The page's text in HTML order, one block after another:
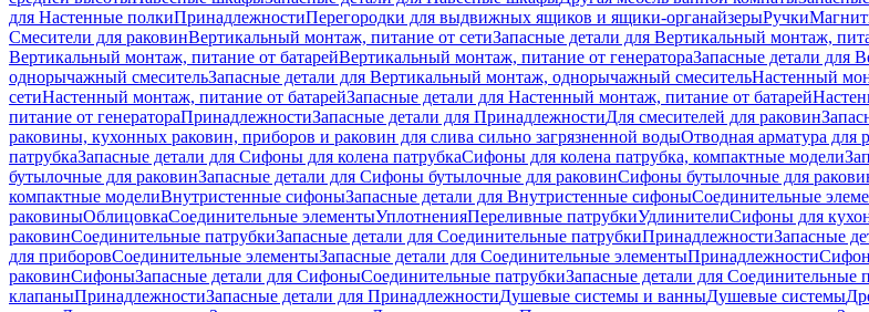
для Настенные полкиПринадлежностиПерегородки для выдвижных ящиков и ящики-органайзерыРучки
Смесители для раковинВертикальный монтаж, питание от сетиЗапасные детали для Вертикальный монтаж,
Вертикальный монтаж, питание от батарейВертикальный монтаж, питание от генератораЗапасные детали для
однорычажный смесительЗапасные детали для Вертикальный монтаж, однорычажный смесительНастенный
сетиНастенный монтаж, питание от батарейЗапасные детали для Настенный монтаж, питание от батарей
питание от генератораПринадлежностиЗапасные детали для ПринадлежностиДля смесителей для раковин
раковины, кухонных раковин, приборов и раковин для слива сильно загрязненной водыОтводная арматура для
патрубкаЗапасные детали для Сифоны для колена патрубкаСифоны для колена патрубка, компактные модели
бутылочные для раковинЗапасные детали для Сифоны бутылочные для раковинСифоны бутылочные для
компактные моделиВнутристенные сифоныЗапасные детали для Внутристенные сифоныСоединительные
раковиныОблицовкаСоединительные элементыУплотненияПереливные патрубкиУдлинителиСифоны для
раковинСоединительные патрубкиЗапасные детали для Соединительные патрубкиПринадлежностиЗапасные
для приборовСоединительные элементыЗапасные детали для Соединительные элементыПринадлежности
раковинСифоныЗапасные детали для СифоныСоединительные патрубкиЗапасные детали для Соединительные
клапаныПринадлежностиЗапасные детали для ПринадлежностиДушевые системы и ванныДушевые системы